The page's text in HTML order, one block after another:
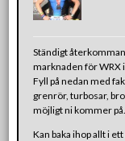
Ständigt
marknaden för WRX i
Fyll på nedan med
grenrör, turbosar,
möjligt ni kommer på.
Kan baka ihop allt i